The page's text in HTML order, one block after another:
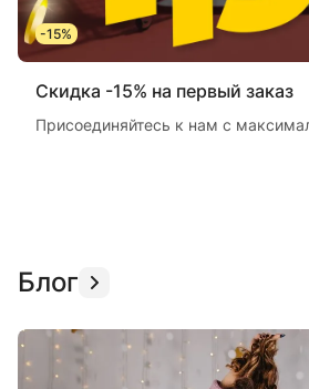
-15%
Скидка -15% на первый заказ
Присоединяйтесь к нам с
Блог